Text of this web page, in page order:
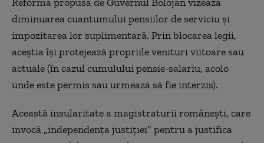
diminuarea cuantumului pensiilor de serviciu și
impozitarea lor suplimentară. Prin blocarea legii,
aceștia își protejează propriile venituri viitoare sau
actuale (în cazul cumulului pensie-salariu, acolo
unde este permis sau urmează să fie interzis).
Această insularitate a magistraturii românești, care
invocă „independența justiției” pentru a justifica